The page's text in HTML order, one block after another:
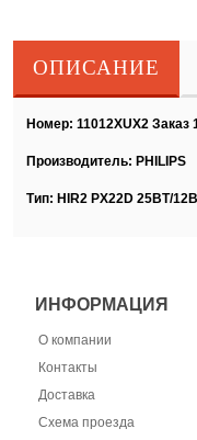
ОПИСАНИЕ
Номер: 11012XUX2
Производитель: PHILIPS
Тип: HIR2 PX22D 25ВТ/
ИНФОРМАЦИЯ
О компании
Контакты
Доставка
Схема проезда